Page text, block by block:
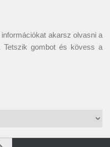
akarsz olvasni a
gombot és kövess a